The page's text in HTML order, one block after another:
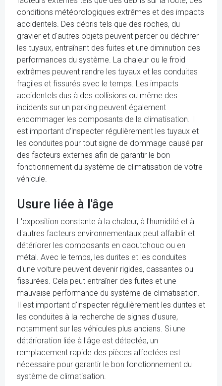
conditions météorologiques extrêmes et des impacts
accidentels. Des débris tels que des roches, du
gravier et d'autres objets peuvent percer ou déchirer
les tuyaux, entraînant des fuites et une diminution des
performances du système. La chaleur ou le froid
extrêmes peuvent rendre les tuyaux et les conduites
fragiles et fissurés avec le temps. Les impacts
accidentels dus à des collisions ou même des
incidents sur un parking peuvent également
endommager les composants de la climatisation. Il
est important d'inspecter régulièrement les tuyaux et
les conduites pour tout signe de dommage causé par
des facteurs externes afin de garantir le bon
fonctionnement du système de climatisation de votre
véhicule.
Usure liée à l'âge
L'exposition constante à la chaleur, à l'humidité et à
d'autres facteurs environnementaux peut affaiblir et
détériorer les composants en caoutchouc ou en
métal. Avec le temps, les durites et les conduites
d'une voiture peuvent devenir rigides, cassantes ou
fissurées. Cela peut entraîner des fuites et une
mauvaise performance du système de climatisation.
Il est important d'inspecter régulièrement les durites et
les conduites à la recherche de signes d'usure,
notamment sur les véhicules plus anciens. Si une
détérioration liée à l'âge est détectée, un
remplacement rapide des pièces affectées est
nécessaire pour garantir le bon fonctionnement du
système de climatisation.